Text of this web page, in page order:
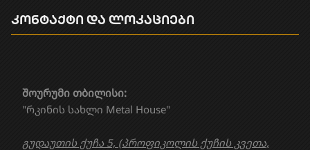
შოურუმი თბილისი:
"რკინის სახლი Metal House"
გუდაუთის ქუჩა 5, (პროფიკოლის ქუჩის კვეთა,
კონტაქტი და ლოკაციები